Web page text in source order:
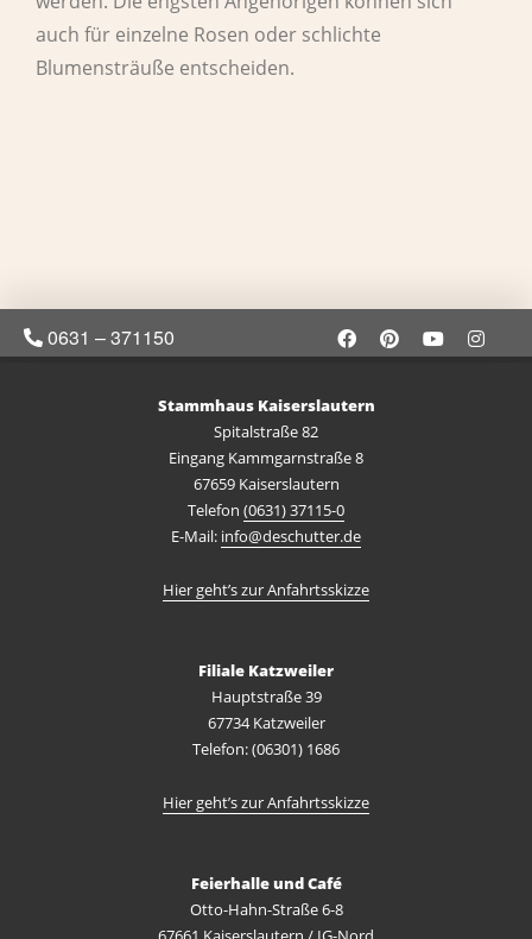
auch für einzelne Rosen oder schlichte
Blumensträuße entscheiden.
0631 – 371150
Stammhaus Kaiserslautern
Spitalstraße 82
Eingang Kammgarnstraße 8
67659 Kaiserslautern
Telefon (0631) 37115-0
E-Mail: info@deschutter.de
Hier geht’s zur Anfahrtsskizze
Filiale Katzweiler
Hauptstraße 39
67734 Katzweiler
Telefon: (06301) 1686
Hier geht’s zur Anfahrtsskizze
Feierhalle und Café
Otto-Hahn-Straße 6-8